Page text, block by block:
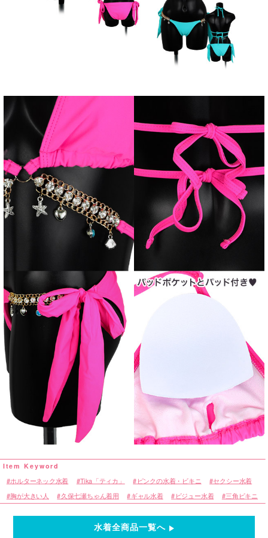
ホルターネック水着 Tika「ティカ」 ピンクの水着・ビキニ セクシー水着
胸が大きい人 久保七瀬ちゃん着用 ギャル水着 ビジュー水着 三角ビキニ
水着全商品一覧へ